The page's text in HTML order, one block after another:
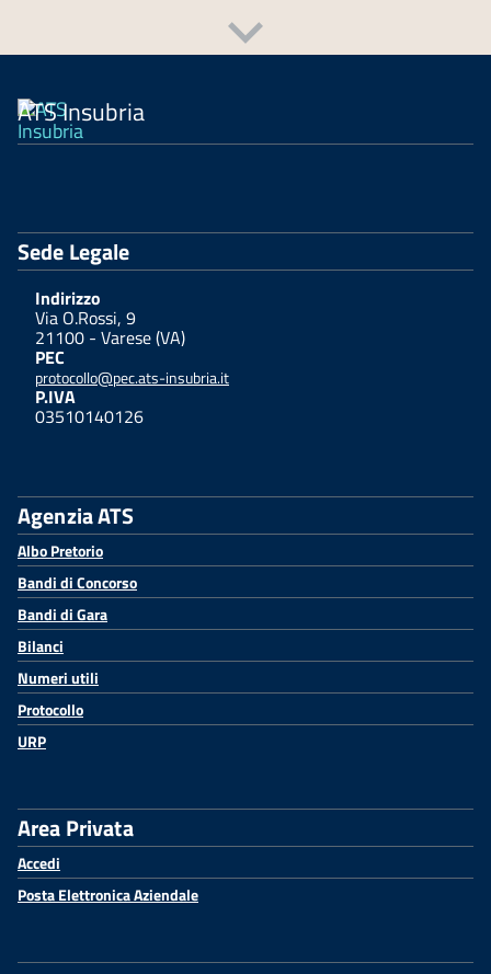
ATS Insubria
Sede Legale
Indirizzo
Via O.Rossi, 9
21100 - Varese (VA)
PEC
protocollo@pec.ats-insubria.it
P.IVA
03510140126
Agenzia ATS
Albo Pretorio
Bandi di Concorso
Bandi di Gara
Bilanci
Numeri utili
Protocollo
URP
Area Privata
Accedi
Posta Elettronica Aziendale